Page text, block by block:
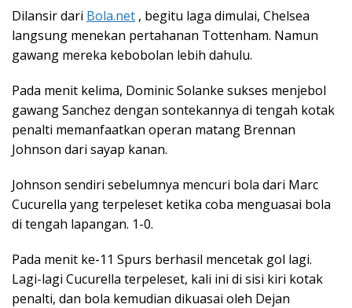
Dilansir dari Bola.net , begitu laga dimulai, Chelsea
langsung menekan pertahanan Tottenham. Namun
gawang mereka kebobolan lebih dahulu.
Pada menit kelima, Dominic Solanke sukses menjebol
gawang Sanchez dengan sontekannya di tengah kotak
penalti memanfaatkan operan matang Brennan
Johnson dari sayap kanan.
Johnson sendiri sebelumnya mencuri bola dari Marc
Cucurella yang terpeleset ketika coba menguasai bola
di tengah lapangan. 1-0.
Pada menit ke-11 Spurs berhasil mencetak gol lagi.
Lagi-lagi Cucurella terpeleset, kali ini di sisi kiri kotak
penalti, dan bola kemudian dikuasai oleh Dejan